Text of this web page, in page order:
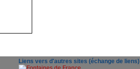
Liens vers d'autres sites (échange de liens)